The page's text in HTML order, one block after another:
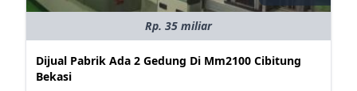
Rp. 35 miliar
Dijual Pabrik Ada 2 Gedung Di Mm2100 Cibitung
Bekasi